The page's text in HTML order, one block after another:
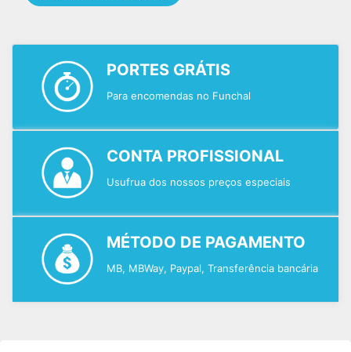
PORTES GRÁTIS
Para encomendas no Funchal
CONTA PROFISSIONAL
Usufrua dos nossos preços especiais
MÉTODO DE PAGAMENTO
MB, MBWay, Paypal, Transferência bancária